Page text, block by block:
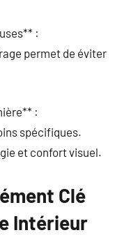
:
permet de éviter
:
spécifiques.
et confort visuel.
Clé
Intérieur